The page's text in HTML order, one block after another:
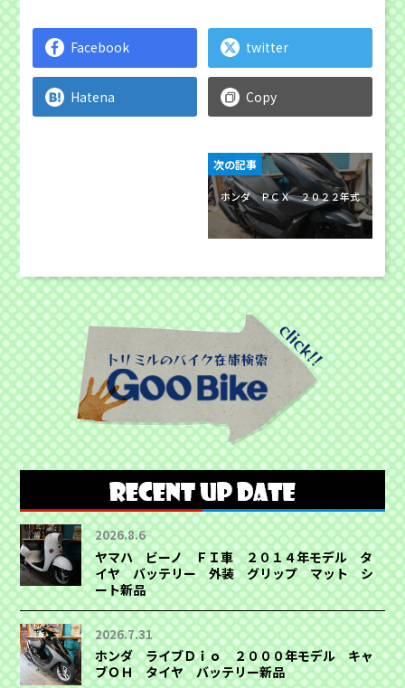
Facebook twitter
Hatena Copy
ホンダ ＰＣＸ ２０２２年式
次の記事
2026.8.6
ヤマハ ビーノ ＦＩ車 ２０１４年モデル タ
イヤ バッテリー 外装 グリップ マット シ
ート新品
2026.7.31
ホンダ ライブＤｉｏ ２０００年モデル キャ
ブＯＨ タイヤ バッテリー新品